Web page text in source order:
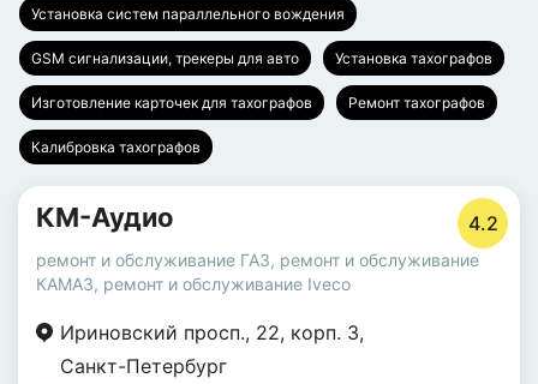
Установка систем параллельного вождения
GSM сигнализации, трекеры для авто Установка тахографов
Изготовление карточек для тахографов Ремонт тахографов
Калибровка тахографов
КМ-Аудио 4.2
ремонт и обслуживание ГАЗ, ремонт и обслуживание
КАМАЗ, ремонт и обслуживание Iveco
Ириновский просп., 22, корп. 3,
Санкт-Петербург